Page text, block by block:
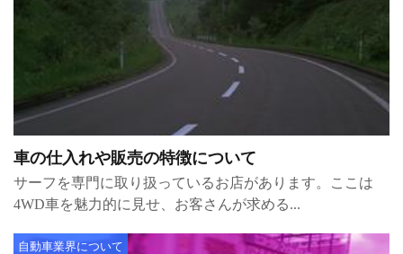
車の仕入れや販売の特徴について
サーフを専門に取り扱っているお店があります。ここは
4WD車を魅力的に見せ、お客さんが求める...
自動車業界について